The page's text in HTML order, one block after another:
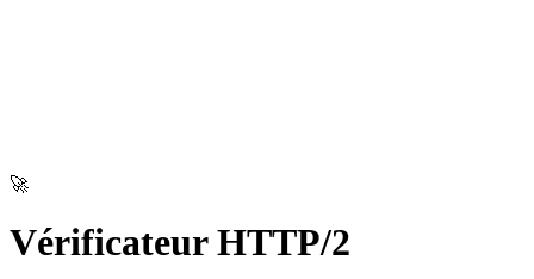
🚀
Vérificateur HTTP/2